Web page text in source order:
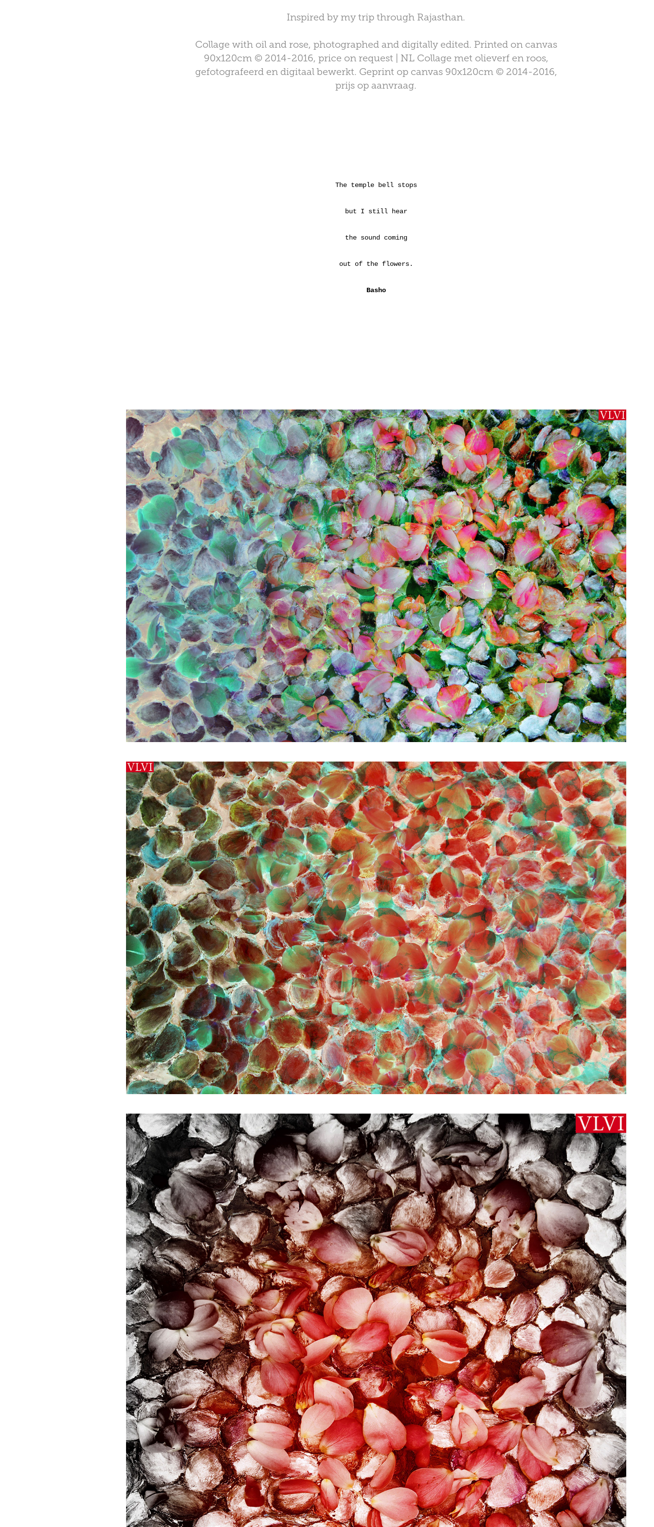
Inspired by my trip through Rajasthan.
Collage with oil and rose, photographed and digitally edited. Printed on canvas
90x120cm © 2014-2016, price on request | NL Collage met olieverf en roos,
gefotografeerd en digitaal bewerkt. Geprint op canvas 90x120cm © 2014-2016,
prijs op aanvraag.
The temple bell stops
but I still hear
the sound coming
out of the flowers.
Basho